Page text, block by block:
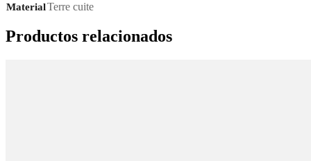
MaterialTerre cuite
Productos relacionados